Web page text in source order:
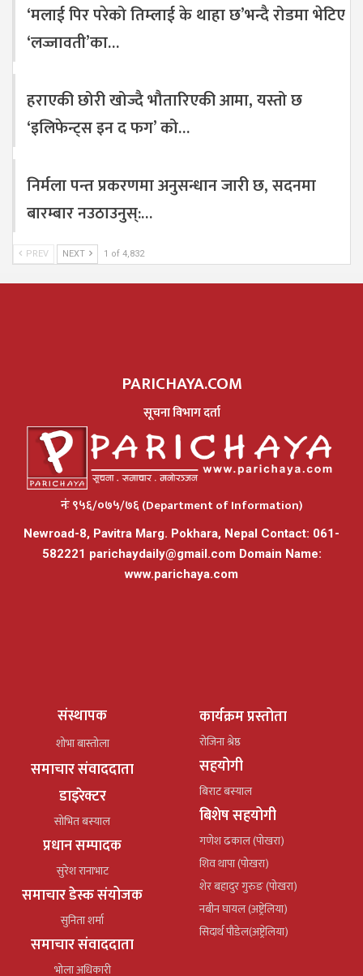
‘मलाई पिर परेको तिम्लाई के थाहा छ’भन्दै रोडमा भेटिए
‘लज्जावती’का…
हराएकी छोरी खोज्दै भौतारिएकी आमा, यस्तो छ
‘इलिफेन्ट्स इन द फग’ को…
निर्मला पन्त प्रकरणमा अनुसन्धान जारी छ, सदनमा
बारम्बार नउठाउनुस्:…
PREV NEXT 1 of 4,832
PARICHAYA.COM
सूचना विभाग दर्ता
नंः ९५६/०७५/७६ (Department of Information)
Newroad-8, Pavitra Marg. Pokhara, Nepal Contact: 061-
582221 parichaydaily@gmail.comDomain Name:
www.parichaya.com
संस्थापक
शोभा बास्तोला
समाचार संवाददाता
डाइरेक्टर
सोभित बस्याल
प्रधान सम्पादक
सुरेश रानाभाट
समाचार डेस्क संयोजक
सुनिता शर्मा
समाचार संवाददाता
भोला अधिकारी
कार्यक्रम प्रस्तोता
रोजिना श्रेष्ठ
सहयोगी
बिराट बस्याल
बिशेष सहयोगी
गणेश ढकाल (पोखरा)
शिव थापा (पोखरा)
शेर बहादुर गुरुङ (पोखरा)
नबीन घायल (अष्ट्रेलिया)
सिदार्थ पौडेल(अष्ट्रेलिया)